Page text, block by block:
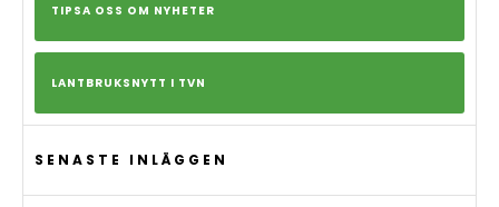
TIPSA OSS OM NYHETER
LANTBRUKSNYTT I TVN
SENASTE INLÄGGEN